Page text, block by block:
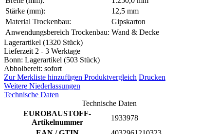
Stärke (mm):
12,5 mm
Material Trockenbau:
Gipskarton
Anwendungsbereich Trockenbau: Wand & Decke
Lagerartikel (1320 Stück)
Lieferzeit 2 - 3 Werktage
Bonn: Lagerartikel (503 Stück)
Abholbereit: sofort
Zur Merkliste hinzufügen Produktvergleich Drucken
Weitere Niederlassungen
Technische Daten
Technische Daten
EUROBAUSTOFF-
Artikelnummer
1933978